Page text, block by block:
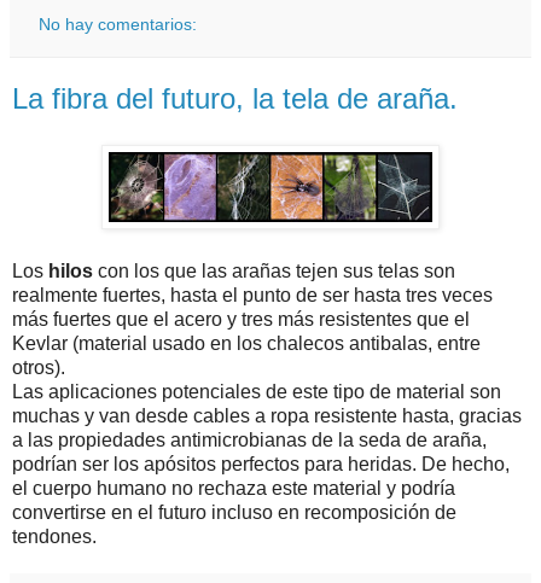
No hay comentarios:
La fibra del futuro, la tela de araña.
Los hilos con los que las arañas tejen sus telas son
realmente fuertes, hasta el punto de ser hasta tres veces
más fuertes que el acero y tres más resistentes que el
Kevlar (material usado en los chalecos antibalas, entre
otros).
Las aplicaciones potenciales de este tipo de material son
muchas y van desde cables a ropa resistente hasta, gracias
a las propiedades antimicrobianas de la seda de araña,
podrían ser los apósitos perfectos para heridas. De hecho,
el cuerpo humano no rechaza este material y podría
convertirse en el futuro incluso en recomposición de
tendones.